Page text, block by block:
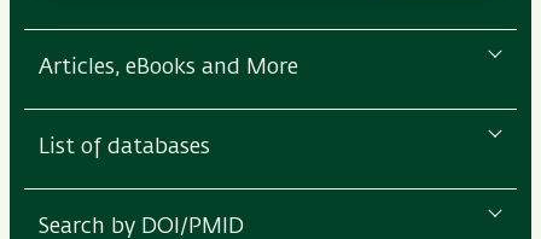
Articles, eBooks and More
List of databases
Search by DOI/PMID